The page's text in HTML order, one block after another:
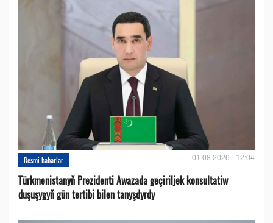
Resmi habarlar 01.08.2026 - 12:04
Türkmenistanyň Prezidenti Awazada geçiriljek konsultatiw
duşuşygyň gün tertibi bilen tanyşdyrdy